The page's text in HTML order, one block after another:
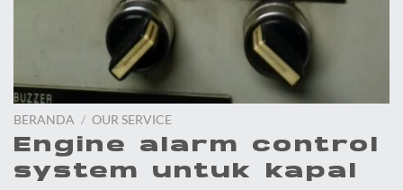
BERANDA / OUR SERVICE
Engine alarm control
system untuk kapal